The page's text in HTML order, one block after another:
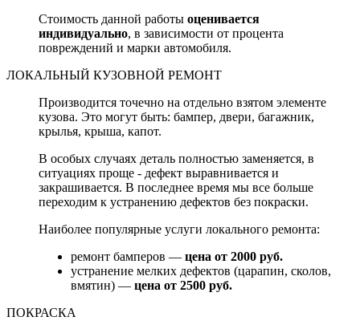
Стоимость данной работы оценивается
индивидуально, в зависимости от процента
повреждений и марки автомобиля.
ЛОКАЛЬНЫЙ КУЗОВНОЙ РЕМОНТ
Производится точечно на отдельно взятом элементе
кузова. Это могут быть: бампер, двери, багажник,
крылья, крыша, капот.
В особых случаях деталь полностью заменяется, в
ситуациях проще - дефект выравнивается и
закрашивается. В последнее время мы все больше
переходим к устранению дефектов без покраски.
Наиболее популярные услуги локального ремонта:
ремонт бамперов — цена от 2000 руб.
устранение мелких дефектов (царапин, сколов,
вмятин) — цена от 2500 руб.
ПОКРАСКА